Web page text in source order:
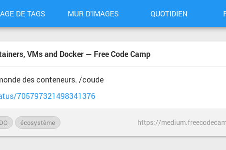
DE TAGS MUR D'IMAGES QUOTIDIEN
VMs and Docker — Free Code Camp
des conteneurs. /coude
705797321498341376
écosystème